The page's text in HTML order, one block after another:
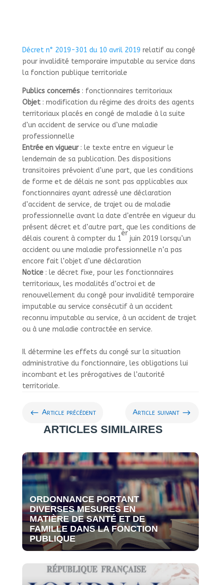
Décret n° 2019-301 du 10 avril 2019 relatif au congé
pour invalidité temporaire imputable au service dans
la fonction publique territoriale
Publics concernés: fonctionnaires territoriaux
Objet: modification du régime des droits des agents
territoriaux placés en congé de maladie à la suite
d’un accident de service ou d’une maladie
professionnelle
Entrée en vigueur: le texte entre en vigueur le
lendemain de sa publication. Des dispositions
transitoires prévoient d’une part, que les conditions
de forme et de délais ne sont pas applicables aux
fonctionnaires ayant adressé une déclaration
d’accident de service, de trajet ou de maladie
professionnelle avant la date d’entrée en vigueur du
présent décret et d’autre part, que les conditions de
délais courent à compter du 1
er
juin 2019 lorsqu’un
accident ou une maladie professionnelle n’a pas
encore fait l’objet d’une déclaration
Notice: le décret fixe, pour les fonctionnaires
territoriaux, les modalités d’octroi et de
renouvellement du congé pour invalidité temporaire
imputable au service consécutif à un accident
reconnu imputable au service, à un accident de trajet
ou à une maladie contractée en service.
Il détermine les effets du congé sur la situation
administrative du fonctionnaire, les obligations lui
incombant et les prérogatives de l’autorité
territoriale.
# Article précédent Article suivant $
ARTICLES SIMILAIRES
ORDONNANCE PORTANT
DIVERSES MESURES EN
MATIÈRE DE SANTÉ ET DE
FAMILLE DANS LA FONCTION
PUBLIQUE